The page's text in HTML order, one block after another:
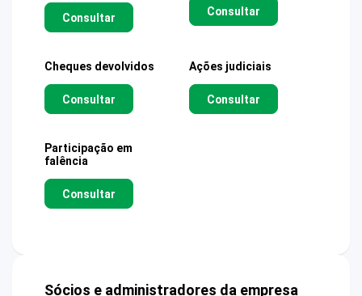
Consultar Consultar
Cheques devolvidos
Consultar
Ações judiciais
Consultar
Participação em
falência
Consultar
Sócios e administradores da empresa